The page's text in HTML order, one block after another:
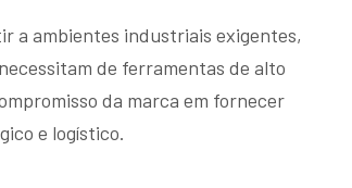
a ambientes industriais exigentes,
de ferramentas de alto
da marca em fornecer
e logístico.